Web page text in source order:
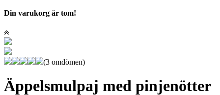
Din varukorg är tom!
(3 omdömen)
Äppelsmulpaj med pinjenötter